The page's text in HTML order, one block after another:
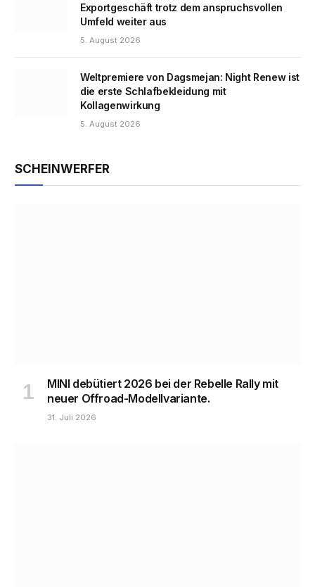
Exportgeschäft trotz dem anspruchsvollen
Umfeld weiter aus
5. August 2026
Weltpremiere von Dagsmejan: Night Renew ist
die erste Schlafbekleidung mit
Kollagenwirkung
5. August 2026
SCHEINWERFER
MINI debütiert 2026 bei der Rebelle Rally mit
neuer Offroad-Modellvariante.
31. Juli 2026